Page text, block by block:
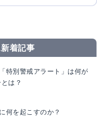
着記事
特別警戒アラート」は何が
は？
何を起こすのか？